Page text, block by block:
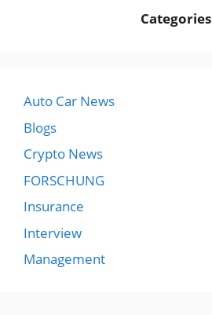
Categories
Auto Car News
Blogs
Crypto News
FORSCHUNG
Insurance
Interview
Management